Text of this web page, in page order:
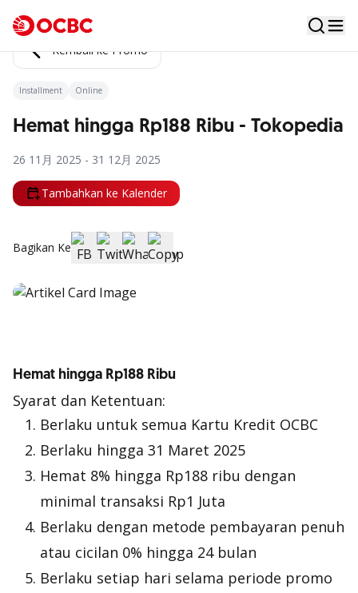
Kembali ke Promo
Installment Online
Hemat hingga Rp188 Ribu - Tokopedia
26 11月 2025 - 31 12月 2025
Tambahkan ke Kalender
Bagikan Ke
Hemat hingga Rp188 Ribu
Syarat dan Ketentuan:
Berlaku untuk semua Kartu Kredit OCBC
Berlaku hingga 31 Maret 2025
Hemat 8% hingga Rp188 ribu dengan
minimal transaksi Rp1 Juta
Berlaku dengan metode pembayaran penuh
atau cicilan 0% hingga 24 bulan
Berlaku setiap hari selama periode promo